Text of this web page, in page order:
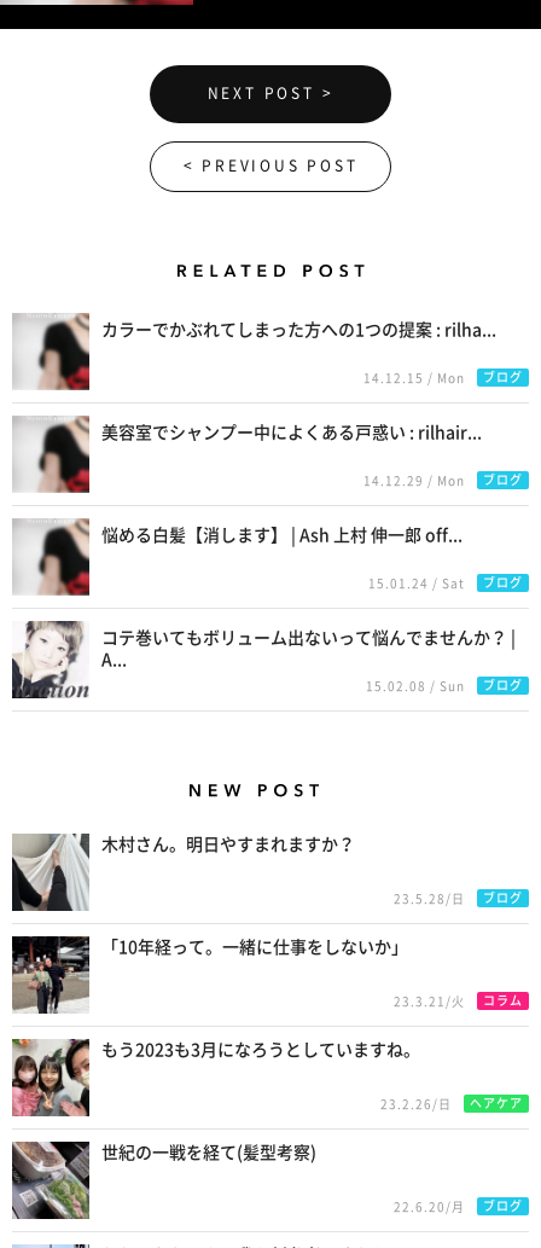
NEXT POST >
< PREVIOUS POST
カラーでかぶれてしまった方への1つの提案 : rilha...
14.12.15 / Mon ブログ
美容室でシャンプー中によくある戸惑い : rilhair...
14.12.29 / Mon ブログ
悩める白髪【消します】 | Ash 上村 伸一郎 off...
15.01.24 / Sat ブログ
コテ巻いてもボリューム出ないって悩んでませんか？ |
A...
15.02.08 / Sun ブログ
木村さん。明日やすまれますか？
23.5.28/日 ブログ
「10年経って。一緒に仕事をしないか」
23.3.21/火 コラム
もう2023も3月になろうとしていますね。
23.2.26/日 ヘアケア
世紀の一戦を経て(髪型考察)
22.6.20/月 ブログ